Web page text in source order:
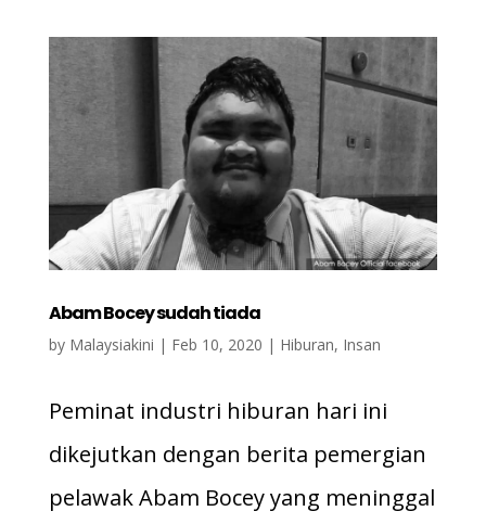
Abam Bocey sudah tiada
by Malaysiakini | Feb 10, 2020 | Hiburan, Insan
Peminat industri hiburan hari ini
dikejutkan dengan berita pemergian
pelawak Abam Bocey yang meninggal